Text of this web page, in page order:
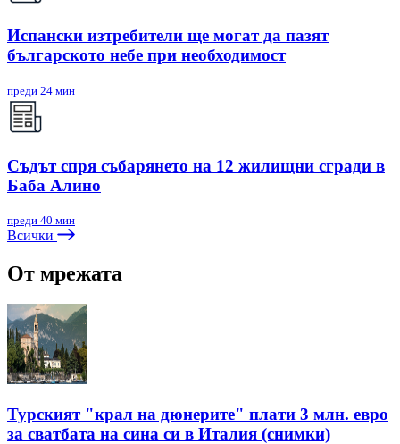
Испански изтребители ще могат да пазят
българското небе при необходимост
преди 24 мин
Съдът спря събарянето на 12 жилищни сгради в
Баба Алино
преди 40 мин
Всички
От мрежата
Турският "крал на дюнерите" плати 3 млн. евро
за сватбата на сина си в Италия (снимки)